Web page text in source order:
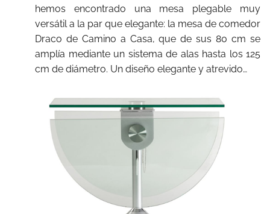
hemos encontrado una mesa plegable muy
versátil a la par que elegante: la mesa de comedor
Draco de Camino a Casa, que de sus 80 cm se
amplía mediante un sistema de alas hasta los 125
cm de diámetro. Un diseño elegante y atrevido…